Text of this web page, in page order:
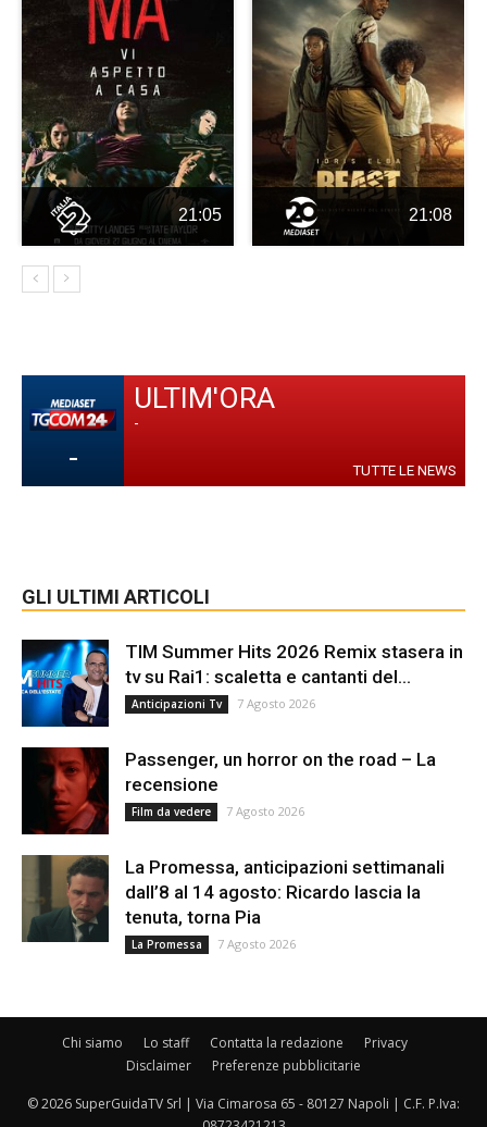
21:05 21:08
-
ULTIM'ORA
-
TUTTE LE NEWS
GLI ULTIMI ARTICOLI
TIM Summer Hits 2026 Remix stasera in
tv su Rai1: scaletta e cantanti del...
Anticipazioni Tv 7 Agosto 2026
Passenger, un horror on the road – La
recensione
Film da vedere 7 Agosto 2026
La Promessa, anticipazioni settimanali
dall’8 al 14 agosto: Ricardo lascia la
tenuta, torna Pia
La Promessa 7 Agosto 2026
Chi siamo Lo staff Contatta la redazione
Privacy
Disclaimer
Preferenze pubblicitarie
© 2026 SuperGuidaTV Srl | Via Cimarosa 65 - 80127 Napoli | C.F. P.Iva: